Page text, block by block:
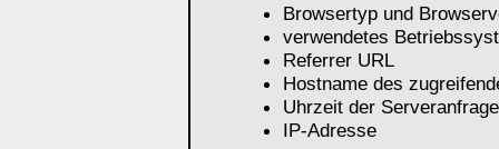
Browsertyp und
verwendetes
Referrer URL
Hostname des
Uhrzeit der Serveranfrage
IP-Adresse